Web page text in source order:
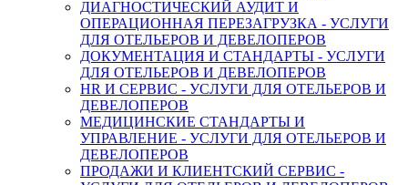
ДИАГНОСТИЧЕСКИЙ АУДИТ И
ОПЕРАЦИОННАЯ ПЕРЕЗАГРУЗКА - УСЛУГИ
ДЛЯ ОТЕЛЬЕРОВ И ДЕВЕЛОПЕРОВ
ДОКУМЕНТАЦИЯ И СТАНДАРТЫ - УСЛУГИ
ДЛЯ ОТЕЛЬЕРОВ И ДЕВЕЛОПЕРОВ
HR И СЕРВИС - УСЛУГИ ДЛЯ ОТЕЛЬЕРОВ И
ДЕВЕЛОПЕРОВ
МЕДИЦИНСКИЕ СТАНДАРТЫ И
УПРАВЛЕНИЕ - УСЛУГИ ДЛЯ ОТЕЛЬЕРОВ И
ДЕВЕЛОПЕРОВ
ПРОДАЖИ И КЛИЕНТСКИЙ СЕРВИС -